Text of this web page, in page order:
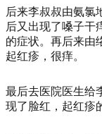
后来李叔叔由氨氯
后又出现了嗓子干
的症状。再后来由
起红疹，很痒。
最后去医院医生给
现了脸红，起红疹